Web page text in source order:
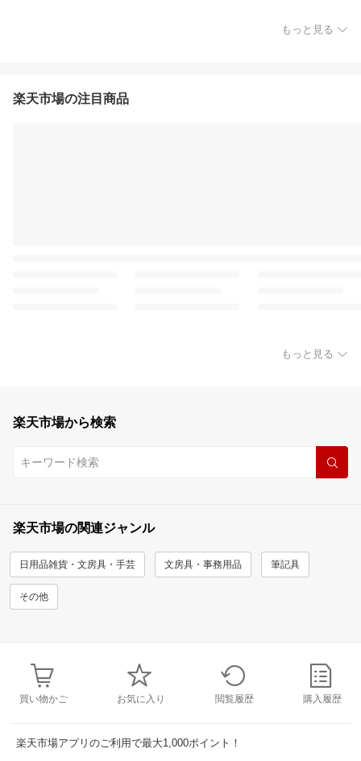
もっと見る
楽天市場の注目商品
もっと見る
楽天市場から検索
楽天市場の関連ジャンル
日用品雑貨・文房具・手芸 文房具・事務用品 筆記具
その他
買い物かご お気に入り 閲覧履歴 購入履歴
楽天市場アプリのご利用で最大1,000ポイント！